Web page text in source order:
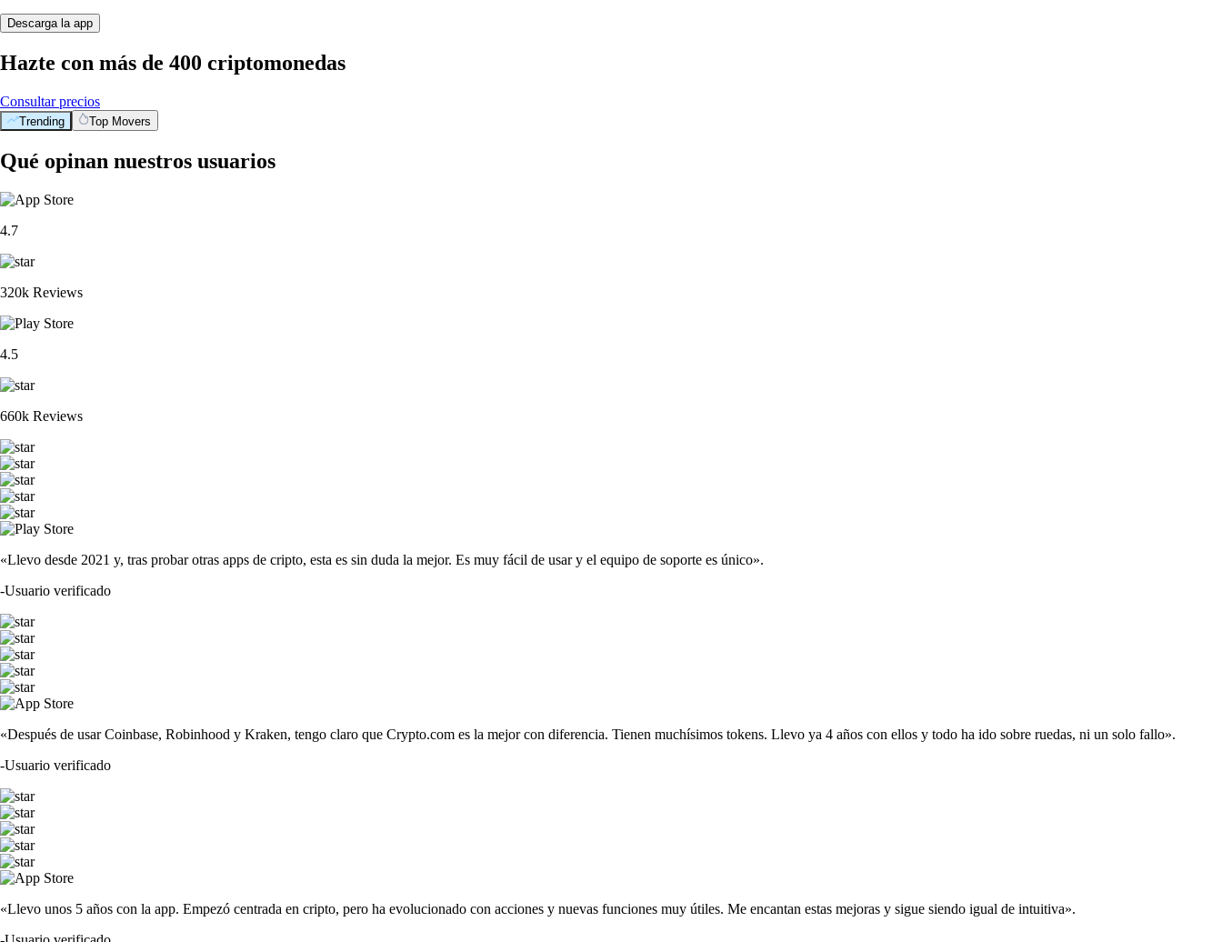
Descarga la app
Hazte con más de 400 criptomonedas
Consultar precios
Trending Top Movers
Qué opinan nuestros usuarios
4.7
320k Reviews
4.5
660k Reviews
«Llevo desde 2021 y, tras probar otras apps de cripto, esta es sin duda la mejor. Es muy fácil de usar y el equipo de soporte es único».
-Usuario verificado
«Después de usar Coinbase, Robinhood y Kraken, tengo claro que Crypto.com es la mejor con diferencia. Tienen muchísimos tokens. Llevo ya 4 años con ellos y todo ha ido sobre ruedas, ni un solo fallo».
-Usuario verificado
«Llevo unos 5 años con la app. Empezó centrada en cripto, pero ha evolucionado con acciones y nuevas funciones muy útiles. Me encantan estas mejoras y sigue siendo igual de intuitiva».